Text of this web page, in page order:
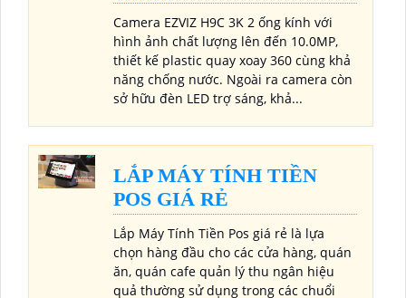
Camera EZVIZ H9C 3K 2 ống kính với
hình ảnh chất lượng lên đến 10.0MP,
thiết kế plastic quay xoay 360 cùng khả
năng chống nước. Ngoài ra camera còn
sở hữu đèn LED trợ sáng, khả...
LẮP MÁY TÍNH TIỀN
POS GIÁ RẺ
Lắp Máy Tính Tiền Pos giá rẻ là lựa
chọn hàng đầu cho các cửa hàng, quán
ăn, quán cafe quản lý thu ngân hiệu
quả thường sử dụng trong các chuổi